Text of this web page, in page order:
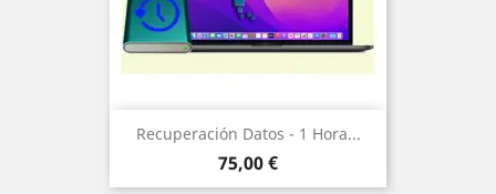
Recuperación Datos - 1 Hora...
Precio
75,00 €